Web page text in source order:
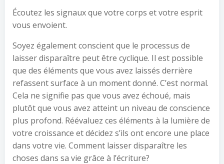
Écoutez les signaux que votre corps et votre esprit
vous envoient.
Soyez également conscient que le processus de
laisser disparaître peut être cyclique. Il est possible
que des éléments que vous avez laissés derrière
refassent surface à un moment donné. C’est normal.
Cela ne signifie pas que vous avez échoué, mais
plutôt que vous avez atteint un niveau de conscience
plus profond. Réévaluez ces éléments à la lumière de
votre croissance et décidez s’ils ont encore une place
dans votre vie. Comment laisser disparaître les
choses dans sa vie grâce à l’écriture?